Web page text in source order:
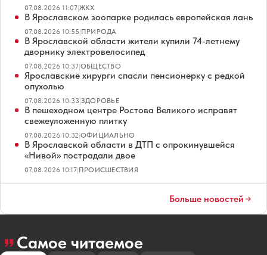
07.08.2026 11:07|ЖКХ
В Ярославском зоопарке родилась европейская лань
07.08.2026 10:55|ПРИРОДА
В Ярославской области жители купили 74-летнему
дворнику электровелосипед
07.08.2026 10:37|ОБЩЕСТВО
Ярославские хирурги спасли пенсионерку с редкой
опухолью
07.08.2026 10:33|ЗДОРОВЬЕ
В пешеходном центре Ростова Великого исправят
свежеуложенную плитку
07.08.2026 10:32|ОФИЦИАЛЬНО
В Ярославской области в ДТП с опрокинувшейся
«Нивой» пострадали двое
07.08.2026 10:17|ПРОИСШЕСТВИЯ
Больше новостей
Самое читаемое